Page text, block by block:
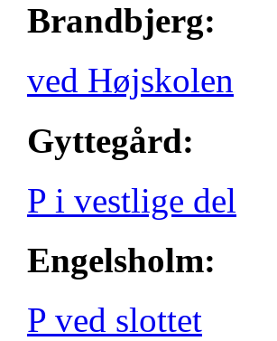
Brandbjerg:
ved Højskolen
Gyttegård:
P i vestlige del
Engelsholm:
P ved slottet